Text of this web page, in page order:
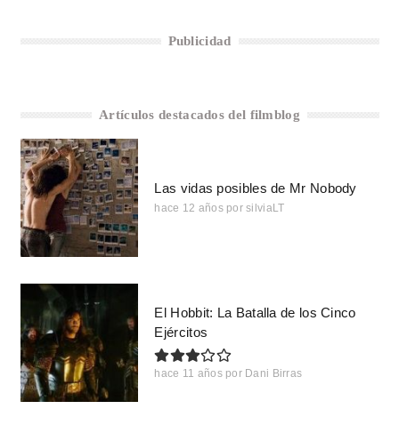
Publicidad
Artículos destacados del filmblog
Las vidas posibles de Mr Nobody
hace 12 años por silviaLT
El Hobbit: La Batalla de los Cinco
Ejércitos
hace 11 años por Dani Birras